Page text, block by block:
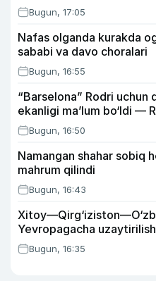
Bugun, 17:05
Nafas olganda kurakda
sababi va davo choralari
Bugun, 16:55
“Barselona” Rodri uchun
ekanligi ma’lum bo‘ldi —
Bugun, 16:50
Namangan shahar sobiq
mahrum qilindi
Bugun, 16:43
Yevropagacha
Bugun, 16:35